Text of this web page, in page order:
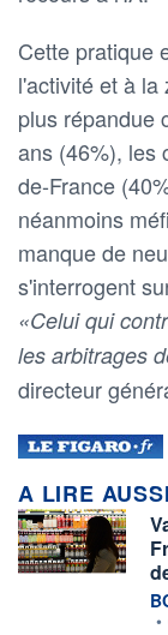
Cette pratique
l'activité et à
plus répandue
ans (46%), les
de-France
néanmoins
manque de
s'interrogent
«Celui qui
les arbitrages
directeur
A LIRE AUSSI
•